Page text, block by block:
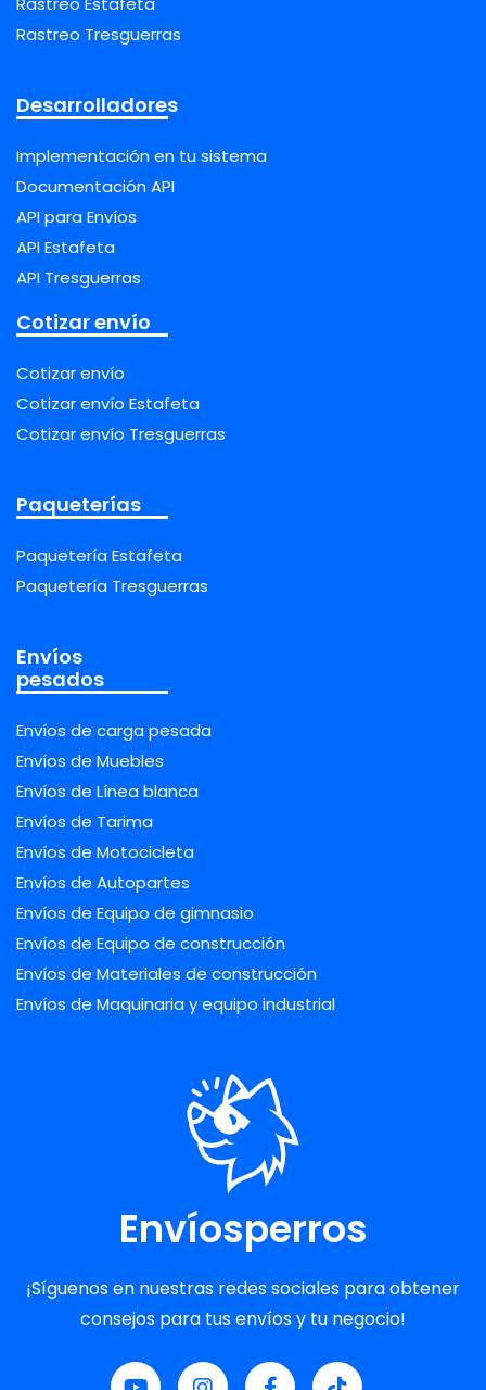
Rastreo Tresguerras
Desarrolladores
Implementación en tu sistema
Documentación API
API para Envíos
API Estafeta
API Tresguerras
Cotizar envío
Cotizar envío
Cotizar envío Estafeta
Cotizar envío Tresguerras
Paqueterías
Paquetería Estafeta
Paquetería Tresguerras
Envíos
pesados
Envíos de carga pesada
Envíos de Muebles
Envíos de Línea blanca
Envíos de Tarima
Envíos de Motocicleta
Envíos de Autopartes
Envíos de Equipo de gimnasio
Envíos de Equipo de construcción
Envíos de Materiales de construcción
Envíos de Maquinaria y equipo industrial
Envíosperros
¡Síguenos en nuestras redes sociales para obtener
consejos para tus envíos y tu negocio!